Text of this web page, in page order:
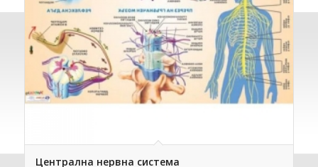
Централна нервна система